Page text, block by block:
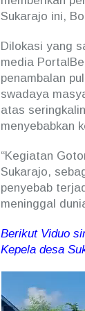
Sukarajo ini,
Dilokasi yang
media
penambalan
swadaya
atas
menyebabkan
“Kegiatan
Sukarajo,
penyebab
meninggal
Berikut Viduo
Kepela desa